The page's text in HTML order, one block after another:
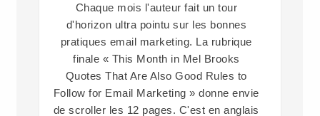
Chaque mois l'auteur fait un tour
d'horizon ultra pointu sur les bonnes
pratiques email marketing. La rubrique
finale « This Month in Mel Brooks
Quotes That Are Also Good Rules to
Follow for Email Marketing » donne envie
de scroller les 12 pages. C'est en anglais